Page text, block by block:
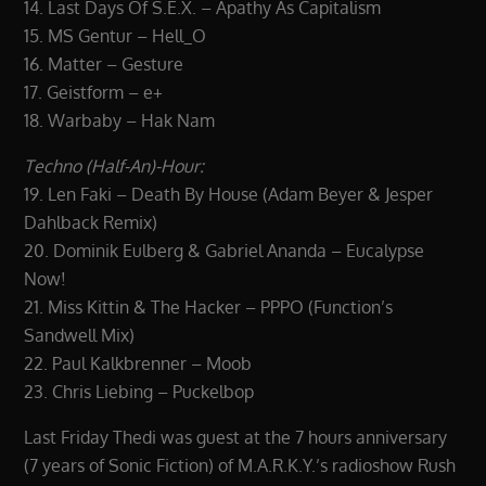
14. Last Days Of S.E.X. – Apathy As Capitalism
15. MS Gentur – Hell_O
16. Matter – Gesture
17. Geistform – e+
18. Warbaby – Hak Nam
Techno (Half-An)-Hour:
19. Len Faki – Death By House (Adam Beyer & Jesper
Dahlback Remix)
20. Dominik Eulberg & Gabriel Ananda – Eucalypse
Now!
21. Miss Kittin & The Hacker – PPPO (Function’s
Sandwell Mix)
22. Paul Kalkbrenner – Moob
23. Chris Liebing – Puckelbop
Last Friday Thedi was guest at the 7 hours anniversary
(7 years of Sonic Fiction) of M.A.R.K.Y.’s radioshow Rush